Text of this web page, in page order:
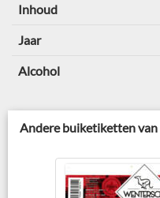
Inhoud
Jaar
Alcohol
Andere buiketiketten van